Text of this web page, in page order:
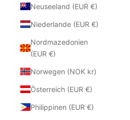
Neuseeland (EUR €)
Niederlande (EUR €)
Nordmazedonien
(EUR €)
Norwegen (NOK kr)
Österreich (EUR €)
Philippinen (EUR €)